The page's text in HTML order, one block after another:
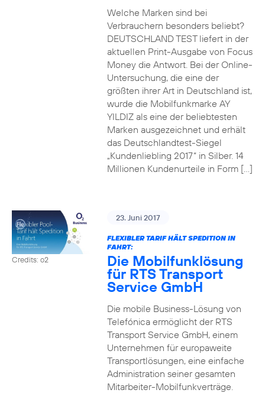
Welche Marken sind bei
Verbrauchern besonders beliebt?
DEUTSCHLAND TEST liefert in der
aktuellen Print-Ausgabe von Focus
Money die Antwort. Bei der Online-
Untersuchung, die eine der
größten ihrer Art in Deutschland ist,
wurde die Mobilfunkmarke AY
YILDIZ als eine der beliebtesten
Marken ausgezeichnet und erhält
das Deutschlandtest-Siegel
„Kundenliebling 2017“ in Silber. 14
Millionen Kundenurteile in Form […]
Credits: o2
23. Juni 2017
FLEXIBLER TARIF HÄLT SPEDITION IN
FAHRT:
Die Mobilfunklösung
für RTS Transport
Service GmbH
Die mobile Business-Lösung von
Telefónica ermöglicht der RTS
Transport Service GmbH, einem
Unternehmen für europaweite
Transportlösungen, eine einfache
Administration seiner gesamten
Mitarbeiter-Mobilfunkverträge.